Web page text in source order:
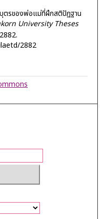
ตรของพ่อแม่ที่ฝึกสติปัฏฐาน
University Theses
2882